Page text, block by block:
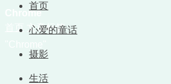
首页
心爱的童话
摄影
生活
Chrome
首页
文章标签